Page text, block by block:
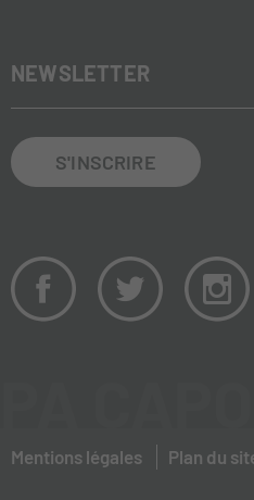
NEWSLETTER
S'INSCRIRE
Mentions légales Plan du